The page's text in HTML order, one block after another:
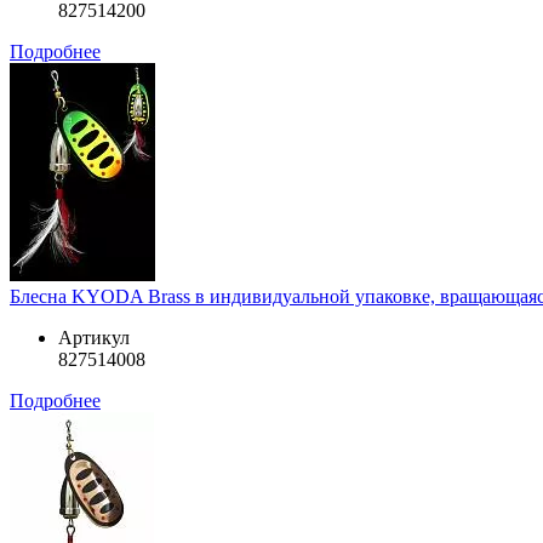
827514200
Подробнее
Блесна KYODA Brass в индивидуальной упаковке,
Артикул
827514008
Подробнее